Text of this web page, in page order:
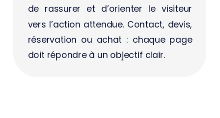
de rassurer et d’orienter le visiteur
vers l’action attendue. Contact, devis,
réservation ou achat : chaque page
doit répondre à un objectif clair.